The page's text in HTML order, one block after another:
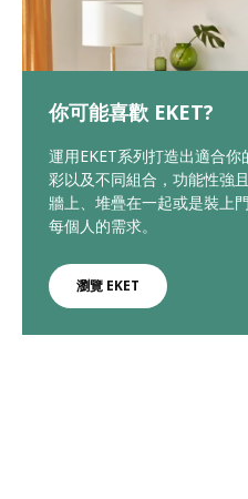
你可能喜歡 EKET?
運用EKET系列打造出適合
彩以及不同組合，功能性強
牆上、堆疊在一起或是裝上
每個人的需求。
瀏覽 EKET